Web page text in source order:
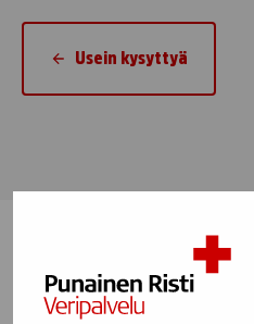
Usein kysyttyä